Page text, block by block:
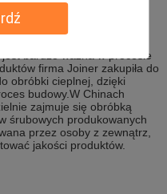
bardzo ważna w procesie
firma Joiner zakupiła do
obróbki cieplnej, dzięki
budowy.W Chinach
zajmuje się obróbką
śrubowych produkowanych
przez osoby z zewnątrz,
jakości produktów.